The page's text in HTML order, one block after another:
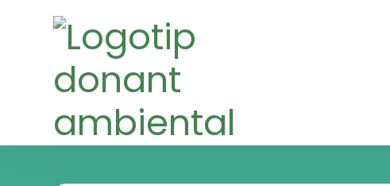
Skip
navigation
Skip
content